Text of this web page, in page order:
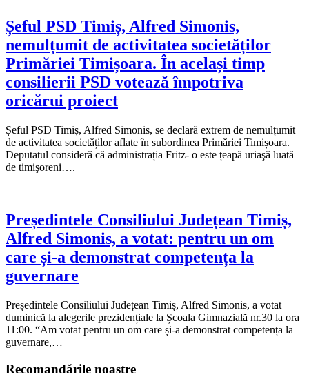
Șeful PSD Timiș, Alfred Simonis,
nemulțumit de activitatea societăților
Primăriei Timișoara. În același timp
consilierii PSD votează împotriva
oricărui proiect
Șeful PSD Timiș, Alfred Simonis, se declară extrem de nemulțumit
de activitatea societăților aflate în subordinea Primăriei Timișoara.
Deputatul consideră că administrația Fritz- o este țeapă uriaşă luată
de timişoreni….
Președintele Consiliului Județean Timiș,
Alfred Simonis, a votat: pentru un om
care și-a demonstrat competența la
guvernare
Președintele Consiliului Județean Timiș, Alfred Simonis, a votat
duminică la alegerile prezidențiale la Școala Gimnazială nr.30 la ora
11:00. “Am votat pentru un om care și-a demonstrat competența la
guvernare,…
Recomandările noastre